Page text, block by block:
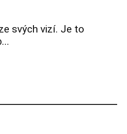
svých vizí. Je to